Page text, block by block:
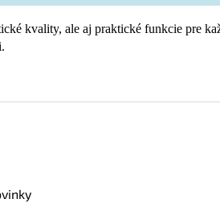
kvality, ale aj praktické funkcie pre